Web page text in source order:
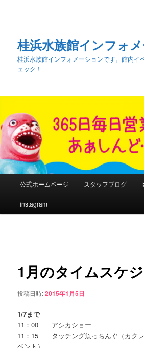
桂浜水族館インフォ
桂浜水族館インフォメーションです。館内イ
ェック！
メ
メ
イ
ン
テ
ン
ツ
公式ホームページ スタッフブログ
instagram
1月のタイムスケ
投稿日時:2015年1月5日
1/7まで
11：00 アシカショー
11：15 タッチング魚っちんぐ（カクレ